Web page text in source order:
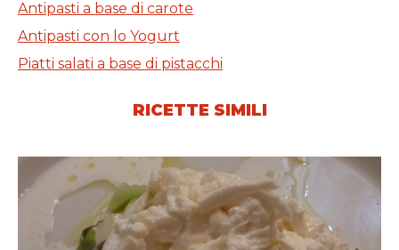
Antipasti a base di carote
Antipasti con lo Yogurt
Piatti salati a base di pistacchi
RICETTE SIMILI